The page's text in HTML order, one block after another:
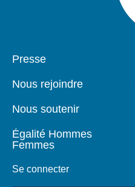
Pied
Presse
Nous rejoindre
Nous soutenir
Égalité Hommes
Femmes
Se connecter